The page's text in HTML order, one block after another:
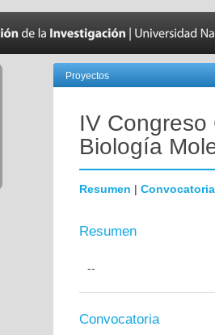
Proyectos
IV
Biología
Resumen | Convocatoria
Resumen
--
Convocatoria